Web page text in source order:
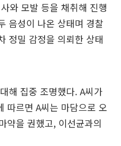
와 모발 등을 채취해 진행
음성이 나온 상태며 경찰
정밀 감정을 의뢰한 상태
해 집중 조명했다. A씨가
따르면 A씨는 마담으로 오
약을 권했고, 이선균과의